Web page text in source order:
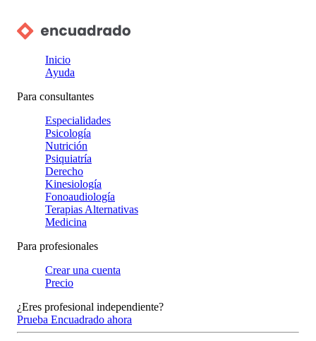
Inicio
Ayuda
Para consultantes
Especialidades
Psicología
Nutrición
Psiquiatría
Derecho
Kinesiología
Fonoaudiología
Terapias Alternativas
Medicina
Para profesionales
Crear una cuenta
Precio
¿Eres profesional independiente?
Prueba Encuadrado ahora